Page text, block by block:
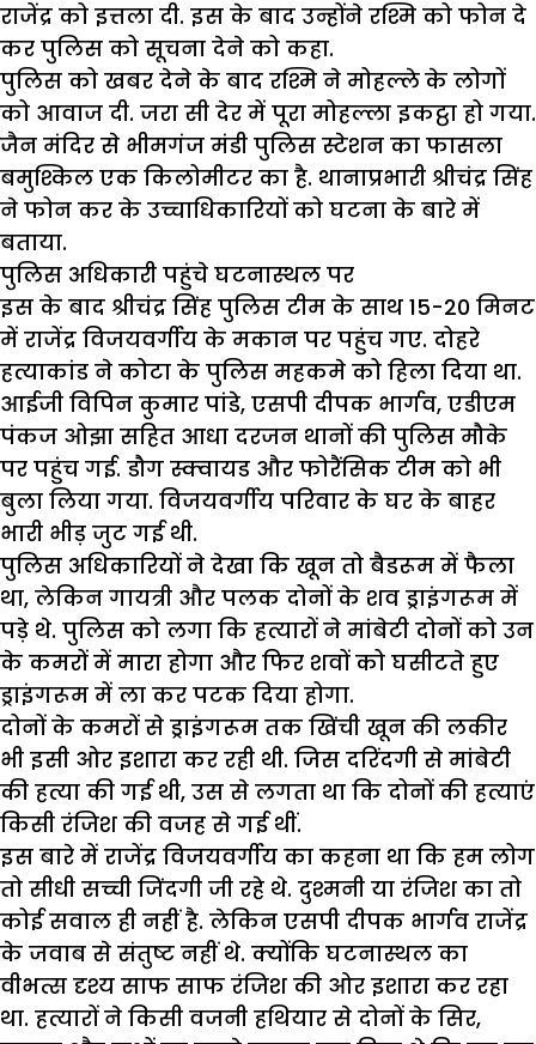
राजेंद्र को इत्तला दी. इस के बाद उन्होंने रश्मि को फोन दे
कर पुलिस को सूचना देने को कहा.
पुलिस को खबर देने के बाद रश्मि ने मोहल्ले के लोगों
को आवाज दी. जरा सी देर में पूरा मोहल्ला इकट्ठा हो गया.
जैन मंदिर से भीमगंज मंडी पुलिस स्टेशन का फासला
बमुश्किल एक किलोमीटर का है. थानाप्रभारी श्रीचंद्र सिंह
ने फोन कर के उच्चाधिकारियों को घटना के बारे में
बताया.
पुलिस अधिकारी पहुंचे घटनास्थल पर
इस के बाद श्रीचंद्र सिंह पुलिस टीम के साथ 15-20 मिनट
में राजेंद्र विजयवर्गीय के मकान पर पहुंच गए. दोहरे
हत्याकांड ने कोटा के पुलिस महकमे को हिला दिया था.
आईजी विपिन कुमार पांडे, एसपी दीपक भार्गव, एडीएम
पंकज ओझा सहित आधा दरजन थानों की पुलिस मौके
पर पहुंच गई. डौग स्क्वायड और फोरैंसिक टीम को भी
बुला लिया गया. विजयवर्गीय परिवार के घर के बाहर
भारी भीड़ जुट गई थी.
पुलिस अधिकारियों ने देखा कि खून तो बैडरूम में फैला
था, लेकिन गायत्री और पलक दोनों के शव ड्राइंगरूम में
पड़े थे. पुलिस को लगा कि हत्यारों ने मांबेटी दोनों को उन
के कमरों में मारा होगा और फिर शवों को घसीटते हुए
ड्राइंगरूम में ला कर पटक दिया होगा.
दोनों के कमरों से ड्राइंगरूम तक खिंची खून की लकीर
भी इसी ओर इशारा कर रही थी. जिस दरिंदगी से मांबेटी
की हत्या की गई थी, उस से लगता था कि दोनों की हत्याएं
किसी रंजिश की वजह से गई थीं.
इस बारे में राजेंद्र विजयवर्गीय का कहना था कि हम लोग
तो सीधी सच्ची जिंदगी जी रहे थे. दुश्मनी या रंजिश का तो
कोई सवाल ही नहीं है. लेकिन एसपी दीपक भार्गव राजेंद्र
के जवाब से संतुष्ट नहीं थे. क्योंकि घटनास्थल का
वीभत्स दृश्य साफ साफ रंजिश की ओर इशारा कर रहा
था. हत्यारों ने किसी वजनी हथियार से दोनों के सिर,